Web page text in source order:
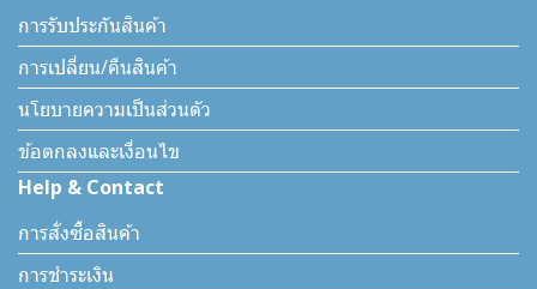
การรับประกันสินค้า
การเปลี่ยน/คืนสินค้า
นโยบายความเป็นส่วนตัว
ข้อตกลงและเงื่อนไข
Help & Contact
การสั่งซื้อสินค้า
การชำระเงิน